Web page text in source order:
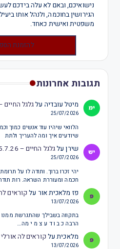
נישואיכם, ובאם לא עלה בידכם
הגירושין בחוכמה, ולנהל אותו
משפטית ואישית כאחד.
להזמנת
תגובות אחרונות
מיטל עובדיה עלגלגל החיים –
25/07/2026
הלוואי שיהיו עוד אנשים כמוך
שיודעים איך ומה להעריך ולתת
שירןעלגלגל החיים – 25.7.26
25/07/2026
יהי זכרו ברוך. ותודה לו על
חכמה ומעוררת השראה. רות
פז מלאכית אור על קוראים לה
13/07/2026
בתקווה בשבילך שהתגרשת ממנו
הרבה כ ב ו ד ע צ מ י מה…
מלאכיתעלקוראים לה אורלי –
13/07/2026